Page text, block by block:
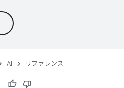
AI リファレンス